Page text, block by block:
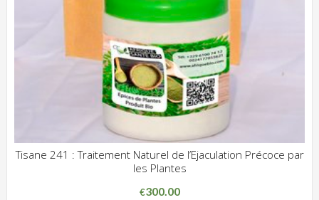
Tisane 241 : Traitement Naturel de l’Ejaculation Précoce par
les Plantes
€300.00